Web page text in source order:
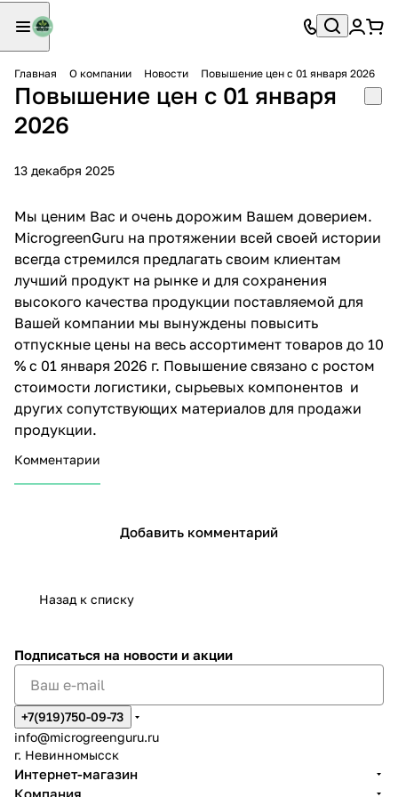
Главная О компании Новости Повышение цен с 01 января 2026
Повышение цен с 01 января
2026
13 декабря 2025
Мы ценим Вас и очень дорожим Вашем доверием.
MicrogreenGuru на протяжении всей своей истории
всегда стремился предлагать своим клиентам
лучший продукт на рынке и для сохранения
высокого качества продукции поставляемой для
Вашей компании мы вынуждены повысить
отпускные цены на весь ассортимент товаров до 10
% с 01 января 2026 г. Повышение связано с ростом
стоимости логистики, сырьевых компонентов и
других сопутствующих материалов для продажи
продукции.
Комментарии
Добавить комментарий
Назад к списку
Подписаться на новости и акции
+7(919)750-09-73
info@microgreenguru.ru
г. Невинномысск
Интернет-магазин
Компания